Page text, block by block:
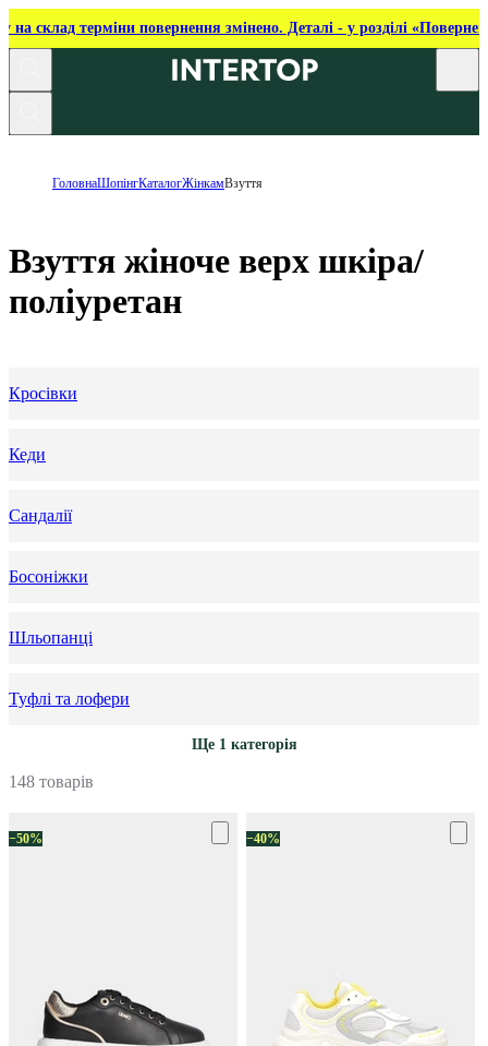
на склад терміни повернення змінено. Деталі - у розділі
ГоловнаШопінгКаталогЖінкамВзуття
Взуття жіноче верх шкіра/
поліуретан
Кросівки
Кеди
Сандалії
Босоніжки
Шльопанці
Туфлі та лофери
Ще 1 категорія
148 товарів
−50% −40%